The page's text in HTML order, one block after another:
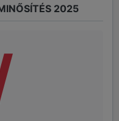
2025